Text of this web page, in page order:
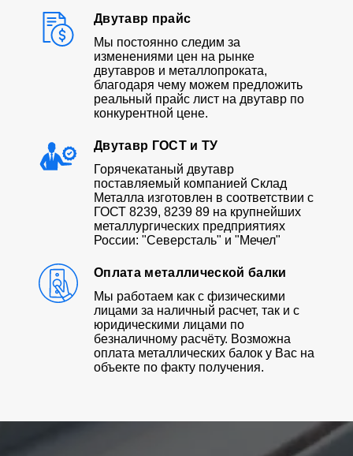
Двутавр прайс
Мы постоянно следим за
изменениями цен на рынке
двутавров и металлопроката,
благодаря чему можем предложить
реальный прайс лист на двутавр по
конкурентной цене.
Двутавр ГОСТ и ТУ
Горячекатаный двутавр
поставляемый компанией Склад
Металла изготовлен в соответствии с
ГОСТ 8239, 8239 89 на крупнейших
металлургических предприятиях
России: "Северсталь" и "Мечел"
Оплата металлической балки
Мы работаем как с физическими
лицами за наличный расчет, так и с
юридическими лицами по
безналичному расчёту. Возможна
оплата металлических балок у Вас на
объекте по факту получения.